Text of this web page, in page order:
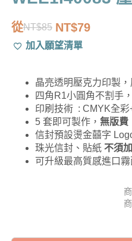
從NT$85
原
始
格：
NT$85。
NT$79
目
前
格：
NT$79。
加入願望清單
晶亮透明壓克力印製
四角R1小圓角不割手
印刷技術 : CMYK全彩
5 套即可製作， 無版費
信封預設燙金囍字
珠光信封、貼紙 不須
可升級最高質感進口